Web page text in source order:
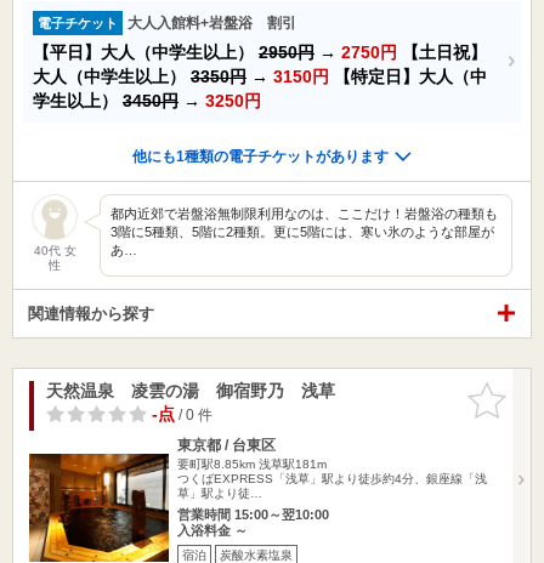
電子チケット 大人入館料+岩盤浴 割引
【平日】大人（中学生以上） 2950円 → 2750円
【土日祝】
大人（中学生以上） 3350円 → 3150円
【特定日】大人（中
学生以上） 3450円 → 3250円
他にも1種類の電子チケットがあります
40代 女
性
都内近郊で岩盤浴無制限利用なのは、ここだけ！岩盤浴の種類も
3階に5種類、5階に2種類。更に5階には、寒い氷のような部屋が
あ…
関連情報から探す
お気に入
りに追加
天然温泉 凌雲の湯 御宿野乃 浅草
-点/ 0 件
東京都 / 台東区
要町駅8.85km 浅草駅181m
つくばEXPRESS「浅草」駅より徒歩約4分、銀座線「浅
草」駅より徒…
営業時間 15:00～翌10:00
入浴料金 ～
宿泊 炭酸水素塩泉